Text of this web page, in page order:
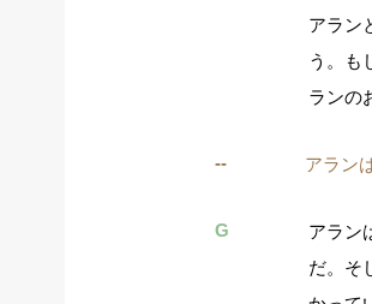
アラン
う。も
ランの
-- アラン
G
アラン
だ。そ